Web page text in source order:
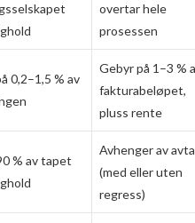
overtar hele
prosessen
0,2–1,5 % av
Gebyr på 1–3 %
fakturabeløpet,
pluss rente
% av tapet
Avhenger av
(med eller uten
regress)